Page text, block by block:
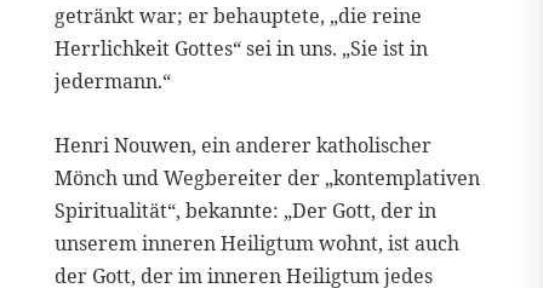
getränkt war; er behauptete, „die reine
Herrlichkeit Gottes“ sei in uns. „Sie ist in
jedermann.“
Henri Nouwen, ein anderer katholischer
Mönch und Wegbereiter der „kontemplativen
Spiritualität“, bekannte: „Der Gott, der in
unserem inneren Heiligtum wohnt, ist auch
der Gott, der im inneren Heiligtum jedes